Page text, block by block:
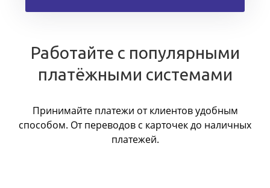
Работайте с популярными
платёжными системами
Принимайте платежи от клиентов удобным
способом. От переводов с карточек до наличных
платежей.